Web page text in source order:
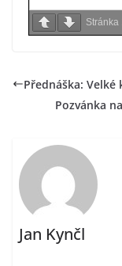
Stránka
Přednáška:
Pozvánka
Jan Kynčl